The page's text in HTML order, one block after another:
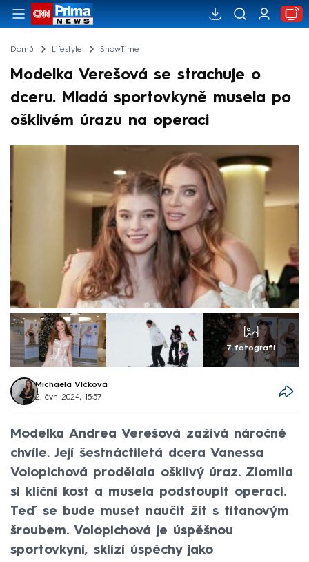
Domů Lifestyle ShowTime
Modelka Verešová se strachuje o
dceru. Mladá sportovkyně musela po
ošklivém úrazu na operaci
7 fotografií
Michaela Vlčková
2. čvn 2024, 15:57
Modelka Andrea Verešová zažívá náročné
chvíle. Její šestnáctiletá dcera Vanessa
Volopichová prodělala ošklivý úraz. Zlomila
si klíční kost a musela podstoupit operaci.
Teď se bude muset naučit žít s titanovým
šroubem. Volopichová je úspěšnou
sportovkyní, sklízí úspěchy jako